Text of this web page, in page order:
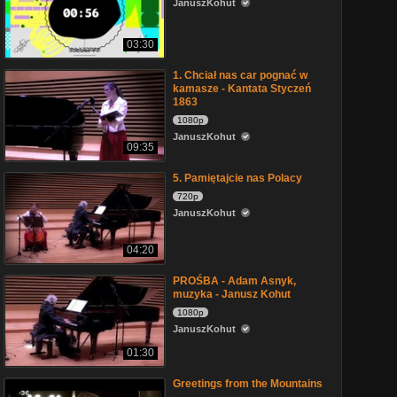
03:30
JanuszKohut
09:35
1. Chciał nas car pognać w
kamasze - Kantata Styczeń
1863
1080p
JanuszKohut
04:20
5. Pamiętajcie nas Polacy
720p
JanuszKohut
01:30
PROŚBA - Adam Asnyk,
muzyka - Janusz Kohut
1080p
JanuszKohut
Greetings from the Mountains